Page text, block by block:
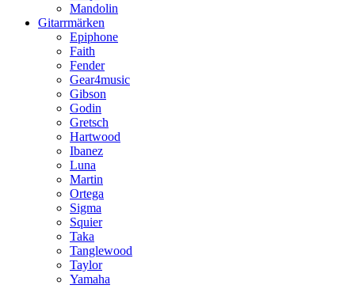
Mandolin
Gitarrmärken
Epiphone
Faith
Fender
Gear4music
Gibson
Godin
Gretsch
Hartwood
Ibanez
Luna
Martin
Ortega
Sigma
Squier
Taka
Tanglewood
Taylor
Yamaha